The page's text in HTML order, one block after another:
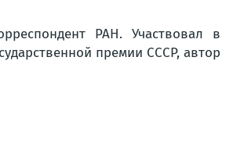
РАН. Участвовал в
премии СССР, автор